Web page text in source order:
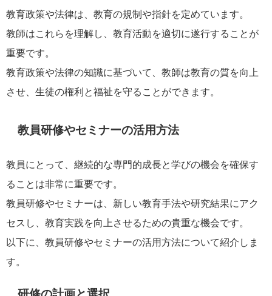
教育政策や法律は、教育の規制や指針を定めています。
教師はこれらを理解し、教育活動を適切に遂行することが
重要です。
教育政策や法律の知識に基づいて、教師は教育の質を向上
させ、生徒の権利と福祉を守ることができます。
教員研修やセミナーの活用方法
教員にとって、継続的な専門的成長と学びの機会を確保す
ることは非常に重要です。
教員研修やセミナーは、新しい教育手法や研究結果にアク
セスし、教育実践を向上させるための貴重な機会です。
以下に、教員研修やセミナーの活用方法について紹介しま
す。